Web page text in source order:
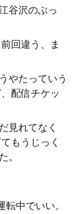
谷沢のぶっ
回違う、ま
やたっていう
配信チケッ
見れてなく
もうじっく
。
中でいい。